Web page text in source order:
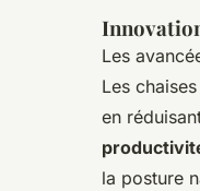
Les
Les
en
la posture